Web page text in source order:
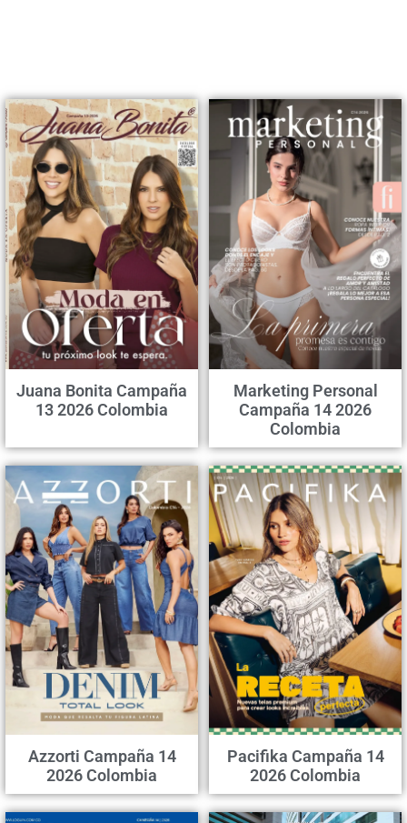
Juana Bonita Campaña
13 2026 Colombia
Marketing Personal
Campaña 14 2026
Colombia
Azzorti Campaña 14
2026 Colombia
Pacifika Campaña 14
2026 Colombia